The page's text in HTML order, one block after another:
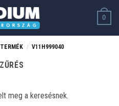
0
/ V11H999040
meg a keresésnek.